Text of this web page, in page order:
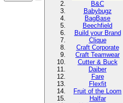
B&C
Babybugz
BagBase
Beechfield
Build your Brand
Clique
Craft Corporate
Craft Teamwear
Cutter & Buck
Daiber
Fare
Flexfit
Fruit of the Loom
Halfar